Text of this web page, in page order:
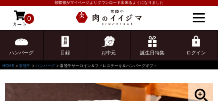
領収書がマイページよりダウンロード出来るようになりました
カート
0
ハンバーグ 目録 お中元 誕生日特集 ログイン
ゲスト 様こんにちは
ログイン
HOME 常陸牛 ハンバーグ 常陸牛サーロイン＆フィレステーキ＆ハンバーグギフト